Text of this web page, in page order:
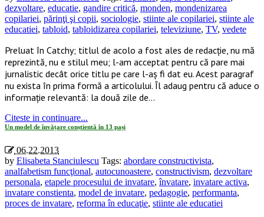
dezvoltare, educatie, gandire critică, monden, mondenizarea
copilariei, părinţi şi copii, sociologie, stiinte ale copilariei, stiinte ale
educatiei, tabloid, tabloidizarea copilariei, televiziune, TV, vedete
Preluat în Catchy; titlul de acolo a fost ales de redacție, nu mă
reprezintă, nu e stilul meu; l-am acceptat pentru că pare mai
jurnalistic decât orice titlu pe care l-aș fi dat eu. Acest paragraf
nu exista în prima formă a articolului. Îl adaug pentru că aduce o
informație relevantă: la două zile de…
Citeste in continuare...
Un model de învățare conștientă în 13 pași
06.22.2013
by Elisabeta Stanciulescu Tags: abordare constructivista,
analfabetism funcţional, autocunoastere, constructivism, dezvoltare
personala, etapele procesului de invatare,învatare, invatare activa,
invatare constienta, model de invatare, pedagogie, performanta,
proces de invatare, reforma în educaţie, stiinte ale educatiei